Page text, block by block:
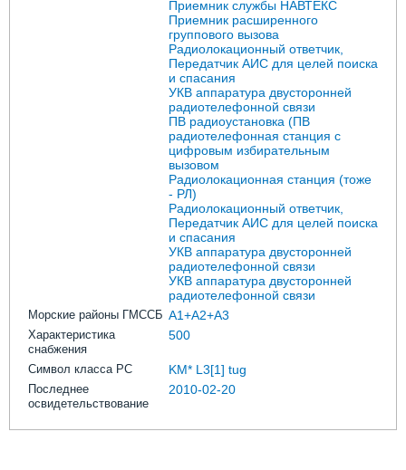
Приемник службы НАВТЕКС
Приемник расширенного
группового вызова
Радиолокационный ответчик,
Передатчик АИС для целей поиска
и спасания
УКВ аппаратура двусторонней
радиотелефонной связи
ПВ радиоустановка (ПВ
радиотелефонная станция с
цифровым избирательным
вызовом
Радиолокационная станция (тоже
- РЛ)
Радиолокационный ответчик,
Передатчик АИС для целей поиска
и спасания
УКВ аппаратура двусторонней
радиотелефонной связи
УКВ аппаратура двусторонней
радиотелефонной связи
Морские районы ГМССБ A1+A2+A3
Характеристика
снабжения
500
Символ класса РС KM* L3[1] tug
Последнее
освидетельствование
2010-02-20